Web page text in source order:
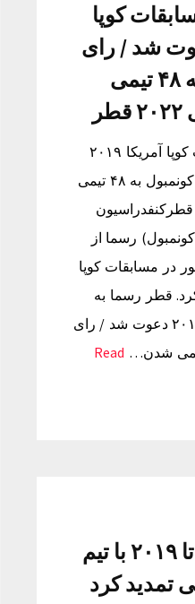
کوپا
۲۰۱۹ دعوت شد / رای
قاطع کونمبول به ۴۸ تیمی
قطر رسما به مسابقات کوپا آمریکا ۲۰۱۹
دعوت شد / رای قاطع کونمبول به ۴۸ تیمی
جام جهانی ۲۰۲۲ قطرکنفدراسیون
رسما از
در مسابقات کوپا
دعوت کرد. قطر رسما به
مسابقات کوپا آمریکا ۲۰۱۹ دعوت شد / رای
Read
«جیمی واردی» تا ۲۰۱۹ با تیم
تمدید کرد